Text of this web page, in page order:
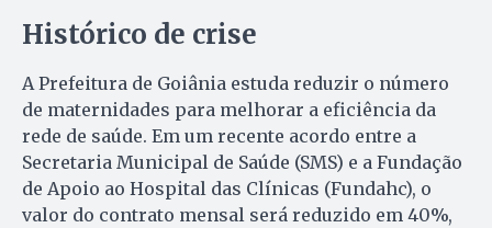
Histórico de crise
A Prefeitura de Goiânia estuda reduzir o número
de maternidades para melhorar a eficiência da
rede de saúde. Em um recente acordo entre a
Secretaria Municipal de Saúde (SMS) e a Fundação
de Apoio ao Hospital das Clínicas (Fundahc), o
valor do contrato mensal será reduzido em 40%,